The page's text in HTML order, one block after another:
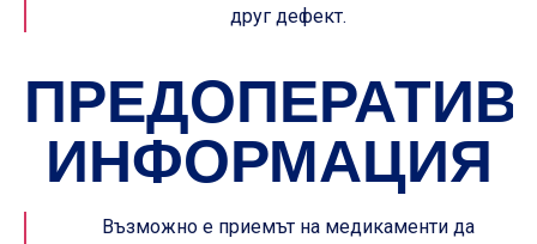
друг дефект.
ИНФОРМАЦИЯ
Възможно е приемът на медикаменти да